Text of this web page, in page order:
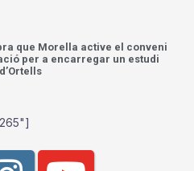
que Morella active el conveni
per a encarregar un estudi